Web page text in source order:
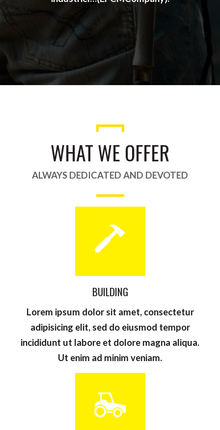
WHAT WE OFFER
ALWAYS DEDICATED AND DEVOTED
BUILDING
Lorem ipsum dolor sit amet, consectetur
adipisicing elit, sed do eiusmod tempor
incididunt ut labore et dolore magna aliqua.
Ut enim ad minim veniam.